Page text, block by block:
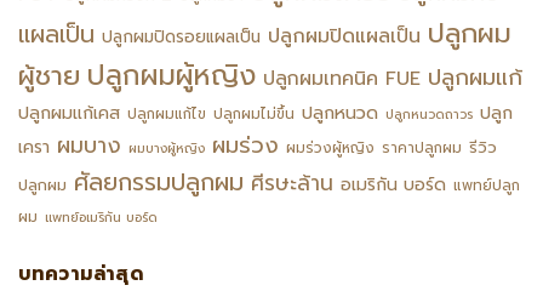
แผลเป็น ปลูกผมปิดรอยแผลเป็น ปลูกผมปิดแผลเป็น ปลูกผม
ผู้ชาย ปลูกผมผู้หญิง ปลูกผมเทคนิค FUE ปลูกผมแก้
ปลูกผมแก้เคส ปลูกผมแก้ไข ปลูกผมไม่ขึ้น ปลูกหนวด ปลูกหนวดถาวร ปลูก
เครา ผมบาง ผมบางผู้หญิง ผมร่วง ผมร่วงผู้หญิง ราคาปลูกผม รีวิว
ปลูกผม ศัลยกรรมปลูกผม ศีรษะล้าน อเมริกัน บอร์ด แพทย์ปลูก
ผม แพทย์อเมริกัน บอร์ด
บทความล่าสุด